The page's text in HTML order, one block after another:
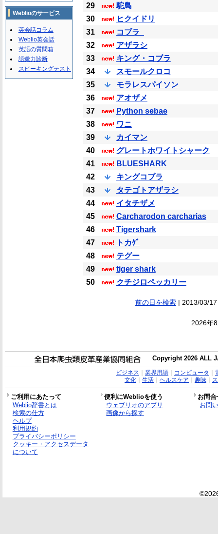
29
駝鳥
30
ヒクイドリ
31
コブラ_
32
アザラシ
33
キング・コブラ
34
スモールクロコ
35
モラレスパイソン
36
アオザメ
37
Python sebae
38
ワニ
39
カイマン
40
グレートホワイトシャーク
41
BLUESHARK
42
キングコブラ
43
タテゴトアザラシ
44
イタチザメ
45
Carcharodon carcharias
46
Tigershark
47
トカｹﾞ
48
テグー
49
tiger shark
50
クチジロペッカリー
前の日を検索| 2013/03/
2026年
Weblioのサービス
英会話コラム
Weblio英会話
英語の質問箱
語彙力診断
スピーキングテスト
Copyright 2026 ALL
ビジネス 業界用語｜ コンピュータ
文化｜ 生活｜ ヘルスケア 趣味｜
ご利用にあたって 便利にWeblioを使う
お問
Weblio辞書とは
検索の仕方
ヘルプ
利用規約
プライバシーポリシー
クッキー・アクセスデータ
について
ウェブリオのアプリ
画像から探す
お問